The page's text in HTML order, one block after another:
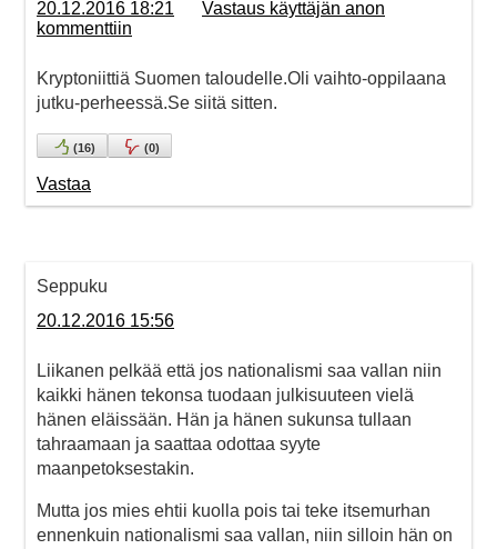
20.12.2016 18:21
Vastaus käyttäjän anon
kommenttiin
Kryptoniittiä Suomen taloudelle.Oli vaihto-oppilaana
jutku-perheessä.Se siitä sitten.
(16) (0)
Vastaa
Seppuku
20.12.2016 15:56
Liikanen pelkää että jos nationalismi saa vallan niin
kaikki hänen tekonsa tuodaan julkisuuteen vielä
hänen eläissään. Hän ja hänen sukunsa tullaan
tahraamaan ja saattaa odottaa syyte
maanpetoksestakin.
Mutta jos mies ehtii kuolla pois tai teke itsemurhan
ennenkuin nationalismi saa vallan, niin silloin hän on